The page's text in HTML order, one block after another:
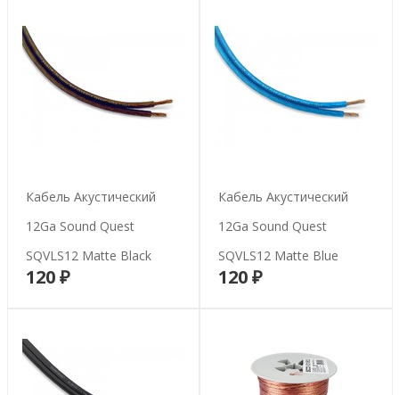
Кабель Акустический
12Ga Sound Quest
SQVLS12 Matte Black
120 ₽В корзину
Кабель Акустический
12Ga Sound Quest
SQVLS12 Matte Blue
120 ₽В корзину